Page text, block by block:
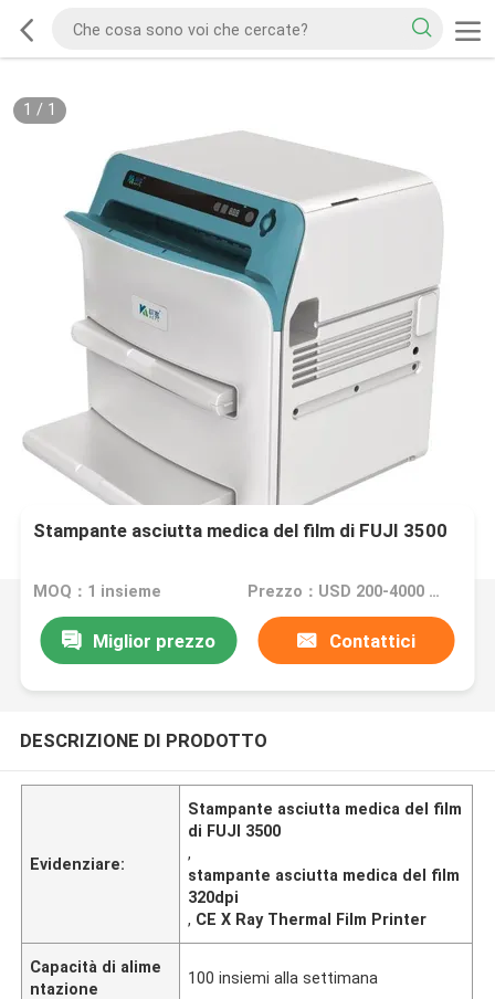
1 / 1
Stampante asciutta medica del film di FUJI 3500
MOQ：1 insieme Prezzo：USD 200-4000 per set.
Miglior prezzo Contattici
DESCRIZIONE DI PRODOTTO
Evidenziare:
Stampante asciutta medica del film
di FUJI 3500
,
stampante asciutta medica del film
320dpi
, CE X Ray Thermal Film Printer
Capacità di alime
ntazione
100 insiemi alla settimana